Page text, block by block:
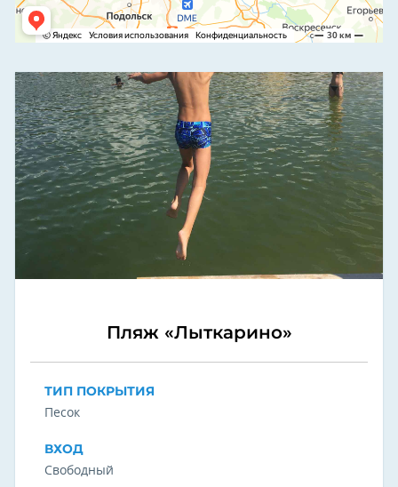
Пляж «Лыткарино»
ТИП ПОКРЫТИЯ
Песок
ВХОД
Свободный